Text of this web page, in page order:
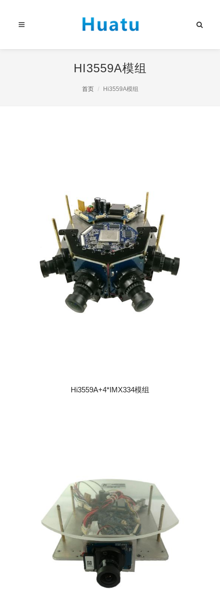
HI3559A模组
首页 Hi3559A模组
Hi3559A+4*IMX334模组